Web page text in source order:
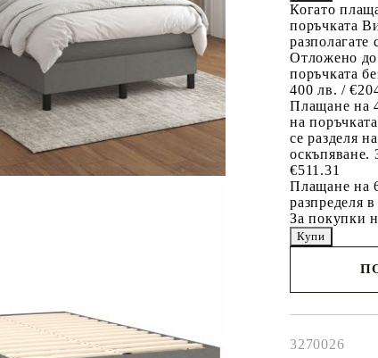
Когато
поръчката
разполагате
Отложено
поръчката
400 лв. /
Плащане на
на
се разделя
оскъпяване.
€511.31
Плащане на
разпределя
За покупки
3270026